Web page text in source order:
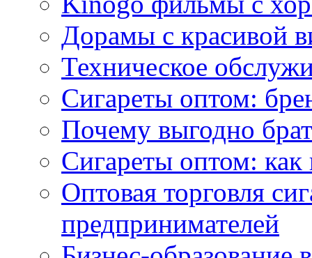
Дорамы с красивой
Техническое
Сигареты оптом:
Почему выгодно
Сигареты оптом: как
Оптовая торговля
предпринимателей